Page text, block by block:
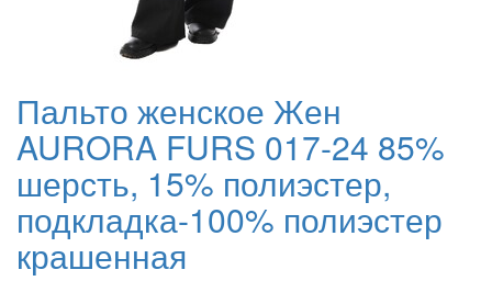
Пальто женское Жен
AURORA FURS 017-24 85%
шерсть, 15% полиэстер,
подкладка-100% полиэстер
крашенная